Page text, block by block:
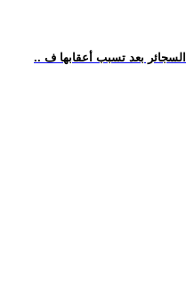
بعد تسبب أعقابها ف